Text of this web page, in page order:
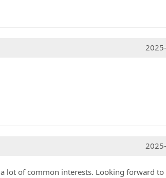
lot of common interests. Looking forward to